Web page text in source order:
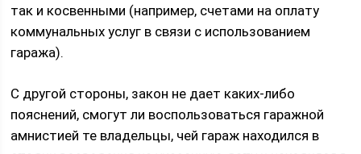
так и косвенными (например, счетами на оплату
коммунальных услуг в связи с использованием
гаража).
С другой стороны, закон не дает каких-либо
пояснений, смогут ли воспользоваться гаражной
амнистией те владельцы, чей гараж находился в